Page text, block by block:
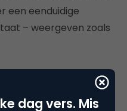
een eenduidige
– weergeven zoals
labels en
ter discussie mogen
ook kunnen worden
dag vers. Mis